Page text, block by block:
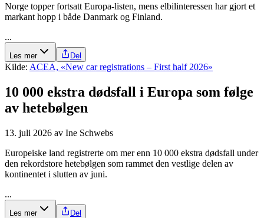
Norge topper fortsatt Europa-listen, mens elbilinteressen har gjort et
markant hopp i både Danmark og Finland.
...
Les mer Del
Kilde: ACEA, «New car registrations – First half 2026»
10 000 ekstra dødsfall i Europa som følge
av hetebølgen
13. juli 2026 av Ine Schwebs
Europeiske land registrerte om mer enn 10 000 ekstra dødsfall under
den rekordstore hetebølgen som rammet den vestlige delen av
kontinentet i slutten av juni.
...
Les mer Del